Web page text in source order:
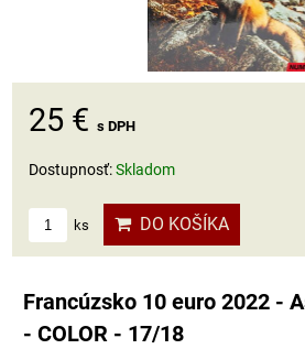
25 € s DPH
Dostupnosť:Skladom
ks DO KOŠÍKA
Francúzsko 10 euro 2022 -
- COLOR - 17/18